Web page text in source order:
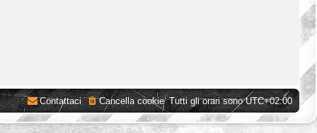
Tutti gli orari sonoUTC+02:00
Cancella cookie
Contattaci